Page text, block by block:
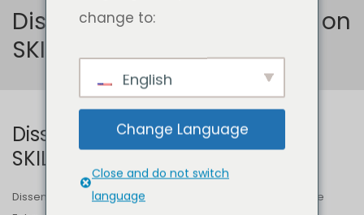
Disseminating information on
SKILL2E project
Disseminating information on
SKILL2E project
Disseminating information on SKILL2E project – Article in the
change to:
English
Change Language
Close and do not switch
language